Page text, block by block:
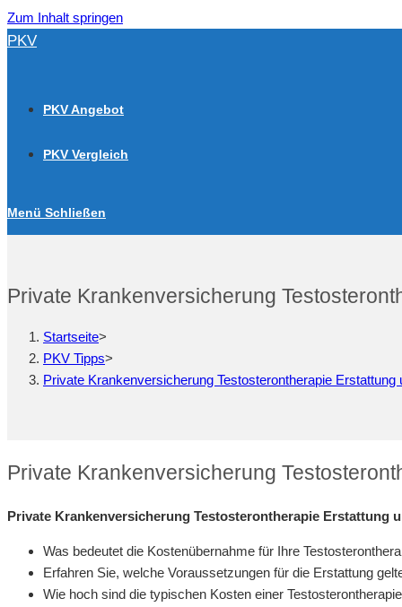
Zum Inhalt springen
PKV
PKV Angebot
PKV Vergleich
Menü Schließen
Private Krankenversicherung
Startseite>
PKV Tipps>
Private Krankenversicherung Testosterontherapie Erstattung
Private Krankenversicherung
Private Krankenversicherung Testosterontherapie Erstattung
Was bedeutet die Kostenübernahme für Ihre
Erfahren Sie, welche Voraussetzungen für die Erstattung
Wie hoch sind die typischen Kosten einer